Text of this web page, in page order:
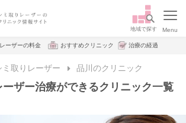
レーザーの料金 おすすめクリニック 治療の経過
取りレーザー 品川のクリニック
ーザー治療ができるクリニック一覧